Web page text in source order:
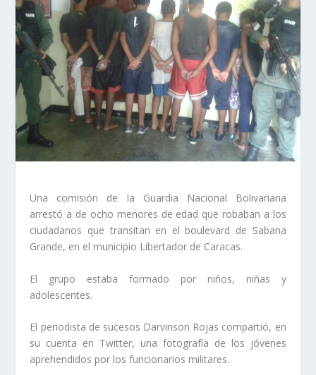
Una comisión de la Guardia Nacional Bolivariana
arrestó a de ocho menores de edad que robaban a los
ciudadanos que transitan en el boulevard de Sabana
Grande, en el municipio Libertador de Caracas.
El grupo estaba formado por niños, niñas y
adolescentes.
El periodista de sucesos Darvinson Rojas compartió, en
su cuenta en Twitter, una fotografía de los jóvenes
aprehendidos por los funcionarios militares.